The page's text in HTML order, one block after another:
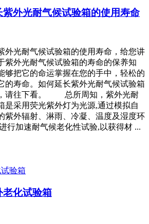
紫外光耐气候试验箱的使用寿命
外光耐气候试验箱的使用寿命，给您讲
紫外光耐气候试验箱的寿命的保养知
够把它的命运掌握在您的手中，轻松的
的寿命。如何延长紫外光耐气候试验箱
请往下看。 总所周知，紫外光耐
是采用荧光紫外灯为光源,通过模拟自
紫外辐射、淋雨、冷凝、温度及湿度环
行加速耐气候老化性试验,以获得材 ...
老化试验箱